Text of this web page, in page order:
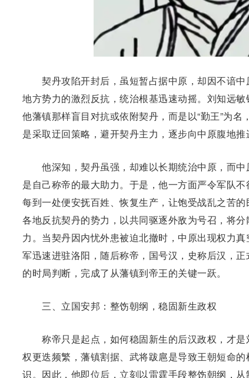
契丹攻陷开封后，虽短暂占据中原，却因不谙中
地方势力的激烈反抗，统治根基迅速动摇。刘知远
他藩镇那样盲目对抗或依附契丹，而是以“勤王”为
是采取迂回策略，避开契丹主力，逐步向中原腹地推
他深知，契丹虽强，却难以长期统治中原，而中
是自己称帝的最大助力。于是，他一方面严令军队不
每到一处便安抚百姓、恢复生产，让饱受战乱之苦
各地反抗契丹的势力，以共同驱逐外敌为号召，将
力。当契丹因内忧外患被迫北撤时，中原出现权力
军迅速进驻洛阳，随后称帝，国号汉，史称后汉，正
的时局判断，完成了从藩镇到帝王的关键一跃。
三、立国安邦：整饬朝纲，稳固新生政权
称帝只是起点，如何稳固新生的后汉政权，才是
权更迭频繁， 藩镇割据、武将跋扈是导致王朝短命
识。因此，他即位后，立刻以雷霆手段整饬朝纲，